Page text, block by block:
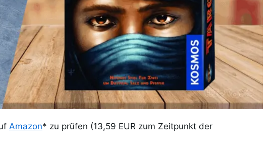
Amazon* zu prüfen (13,59 EUR zum Zeitpunkt der